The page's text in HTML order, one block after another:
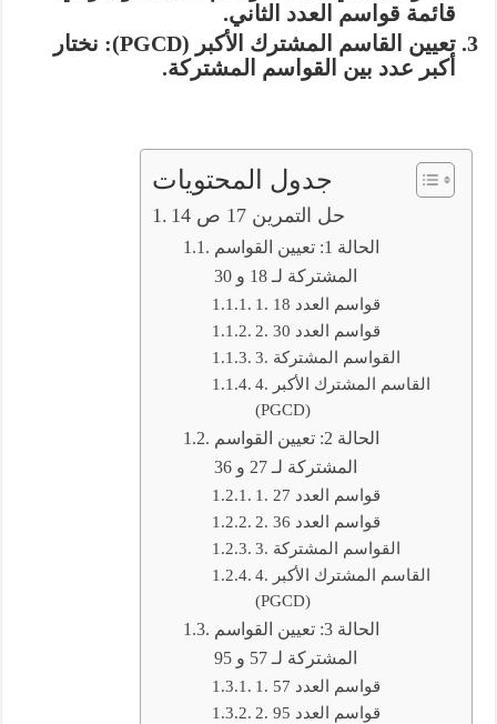
قائمة قواسم العدد الثاني.
تعيين القاسم المشترك الأكبر (PGCD):
نختار
أكبر عدد بين القواسم المشتركة.
جدول المحتويات
حل التمرين 17 ص 14
الحالة 1: تعيين القواسم
المشتركة لـ 18 و 30
1. قواسم العدد 18
2. قواسم العدد 30
3. القواسم المشتركة
4. القاسم المشترك الأكبر
(PGCD)
الحالة 2: تعيين القواسم
المشتركة لـ 27 و 36
1. قواسم العدد 27
2. قواسم العدد 36
3. القواسم المشتركة
4. القاسم المشترك الأكبر
(PGCD)
الحالة 3: تعيين القواسم
المشتركة لـ 57 و 95
1. قواسم العدد 57
2. قواسم العدد 95